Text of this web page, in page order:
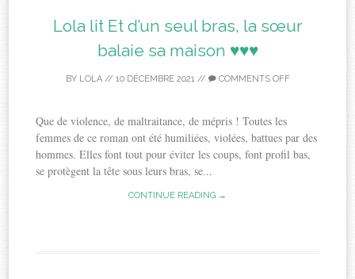
Lola lit Et d’un seul bras, la sœur
balaie sa maison ♥♥♥
BY LOLA// 10 DÉCEMBRE 2021// COMMENTS OFF
Que de violence, de maltraitance, de mépris ! Toutes les
femmes de ce roman ont été humiliées, violées, battues par des
hommes. Elles font tout pour éviter les coups, font profil bas,
se protègent la tête sous leurs bras, se...
CONTINUE READING →